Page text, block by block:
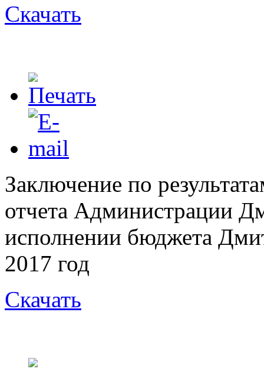
Скачать
Заключение по
отчета Администрации
исполнении бюджета
2017 год
Скачать